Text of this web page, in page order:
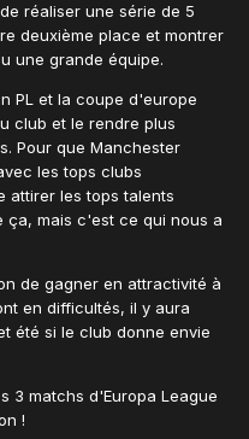
réaliser une série de 5
deuxième place et montrer
une grande équipe.
PL et la coupe d'europe
club et le rendre plus
Pour que Manchester
les tops clubs
attirer les tops talents
ça, mais c'est ce qui nous a
de gagner en attractivité à
en difficultés, il y aura
été si le club donne envie
3 matchs d'Europa League
!